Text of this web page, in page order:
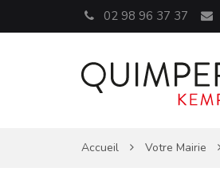
02 98 96 37 37
Accueil Votre Mairie